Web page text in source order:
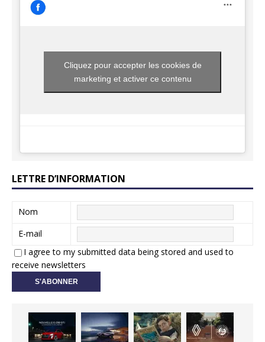
Cliquez pour accepter les cookies de
marketing et activer ce contenu
LETTRE D’INFORMATION
Nom
E-mail
I agree to my submitted data being stored and used to
receive newsletters